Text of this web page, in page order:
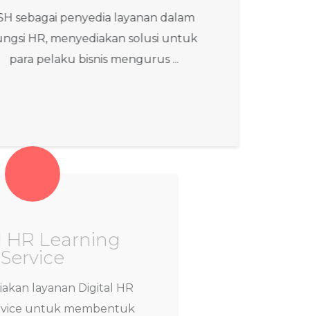
ISH sebagai penyedia layanan dalam
fungsi HR, menyediakan solusi untuk
para pelaku bisnis mengurus ...
Digital HR Learning
ISH menyediakan layanan Digital HR
Learning Service untuk membentuk